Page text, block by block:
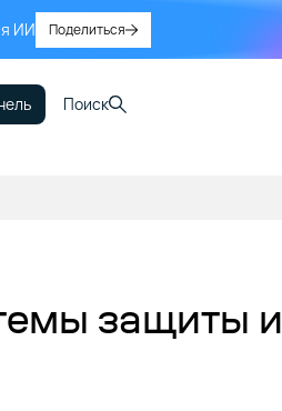
ИИ Поделиться
Поиск
защиты